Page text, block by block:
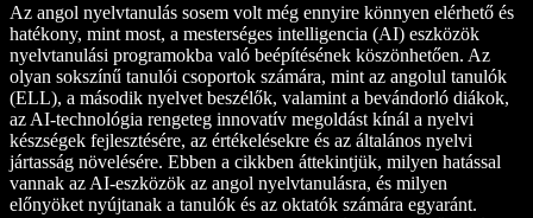
Az angol nyelvtanulás sosem volt még ennyire könnyen elérhető és
hatékony, mint most, a mesterséges intelligencia (AI) eszközök
nyelvtanulási programokba való beépítésének köszönhetően. Az
olyan sokszínű tanulói csoportok számára, mint az angolul tanulók
(ELL), a második nyelvet beszélők, valamint a bevándorló diákok,
az AI-technológia rengeteg innovatív megoldást kínál a nyelvi
készségek fejlesztésére, az értékelésekre és az általános nyelvi
jártasság növelésére. Ebben a cikkben áttekintjük, milyen hatással
vannak az AI-eszközök az angol nyelvtanulásra, és milyen
előnyöket nyújtanak a tanulók és az oktatók számára egyaránt.